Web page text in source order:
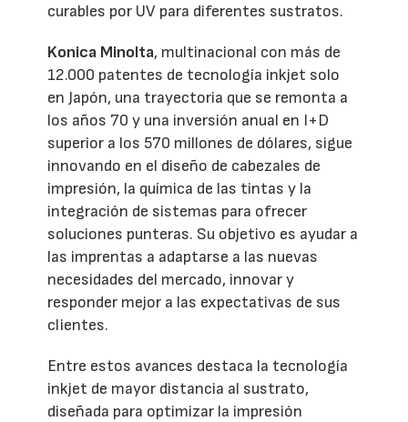
curables por UV para diferentes sustratos.
Konica Minolta, multinacional con más de
12.000 patentes de tecnología inkjet solo
en Japón, una trayectoria que se remonta a
los años 70 y una inversión anual en I+D
superior a los 570 millones de dólares, sigue
innovando en el diseño de cabezales de
impresión, la química de las tintas y la
integración de sistemas para ofrecer
soluciones punteras. Su objetivo es ayudar a
las imprentas a adaptarse a las nuevas
necesidades del mercado, innovar y
responder mejor a las expectativas de sus
clientes.
Entre estos avances destaca la tecnología
inkjet de mayor distancia al sustrato,
diseñada para optimizar la impresión